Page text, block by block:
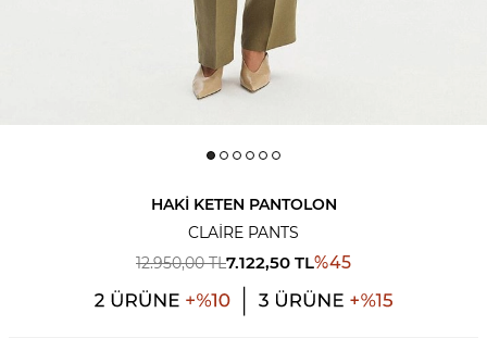
HAKI KETEN PANTOLON
CLAIRE PANTS
12.950,00TL7.122,50 TL%45